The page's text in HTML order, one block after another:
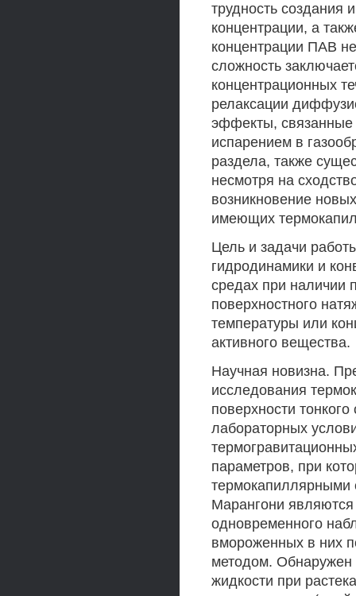
трудность создания
концентрации, а
концентрации ПАВ
сложность
концентрационных
релаксации
эффекты, связанные
испарением в
раздела, также
несмотря на
возникновение
имеющих
Цель и задачи
гидродинамики и
средах при наличии
поверхностного
температуры или
активного вещества.
Научная новизна.
исследования
поверхности
лабораторных
параметров, при
термокапиллярными
Марангони
одновременного
вмороженных в них
методом.
жидкости при